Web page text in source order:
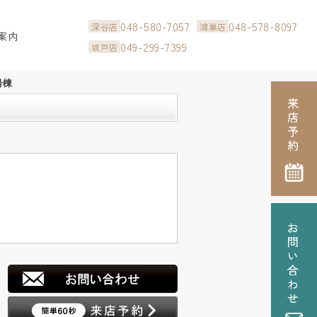
内
深谷店 048-580-7057 鴻巣店 048-578-8097
坂戸店 049-299-7399
棟